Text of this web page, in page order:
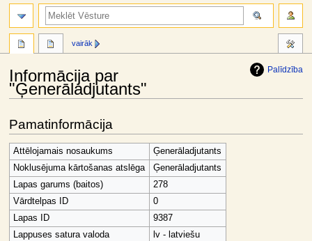
Palīdzība
Informācija par
"Ģenerāladjutants"
to
navigation
to
search
Pamatinformācija
Attēlojamais nosaukums
Ģenerāladjutants
Noklusējuma kārtošanas atslēga
Ģenerāladjutants
Lapas garums (baitos)
278
Vārdtelpas ID
0
Lapas ID
9387
Lappuses satura valoda
lv - latviešu
vairāk
meklēt